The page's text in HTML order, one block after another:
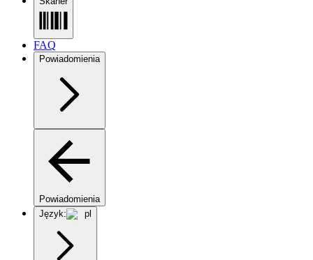
FAQ
Powiadomienia
Powiadomienia
Język:
pl